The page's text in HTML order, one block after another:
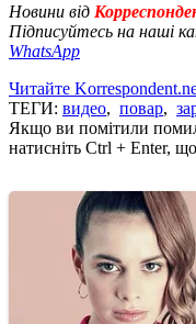
Новини від
Підписуйтесь на наші
WhatsApp
Читайте
ТЕГИ: видео, повар,
Якщо ви помітили
натисніть Ctrl + Enter,